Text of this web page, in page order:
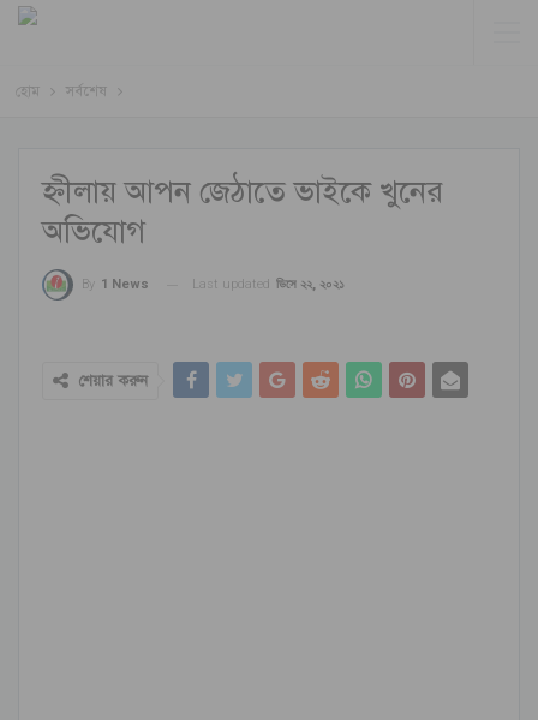
হোম সর্বশেষ
হ্নীলায় আপন জেঠাতে ভাইকে খুনের
অভিযোগ
By 1 News Last updated ডিসে ২২, ২০২১
শেয়ার করুন